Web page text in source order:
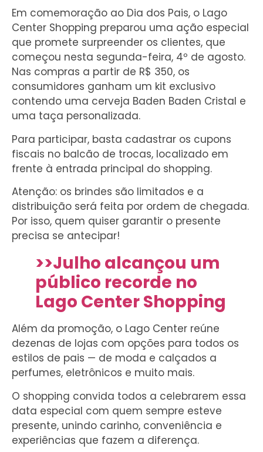
Em comemoração ao Dia dos Pais, o Lago
Center Shopping preparou uma ação especial
que promete surpreender os clientes, que
começou nesta segunda-feira, 4º de agosto.
Nas compras a partir de R$ 350, os
consumidores ganham um kit exclusivo
contendo uma cerveja Baden Baden Cristal e
uma taça personalizada.
Para participar, basta cadastrar os cupons
fiscais no balcão de trocas, localizado em
frente à entrada principal do shopping.
Atenção: os brindes são limitados e a
distribuição será feita por ordem de chegada.
Por isso, quem quiser garantir o presente
precisa se antecipar!
>>Julho alcançou um
público recorde no
Lago Center Shopping
Além da promoção, o Lago Center reúne
dezenas de lojas com opções para todos os
estilos de pais — de moda e calçados a
perfumes, eletrônicos e muito mais.
O shopping convida todos a celebrarem essa
data especial com quem sempre esteve
presente, unindo carinho, conveniência e
experiências que fazem a diferença.